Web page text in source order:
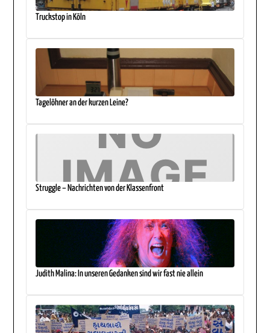
Truckstop in Köln
Tagelöhner an der kurzen Leine?
Struggle – Nachrichten von der Klassenfront
Judith Malina: In unseren Gedanken sind wir fast nie allein